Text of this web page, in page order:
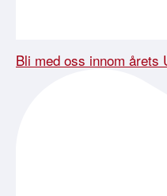
Bli med oss innom årets